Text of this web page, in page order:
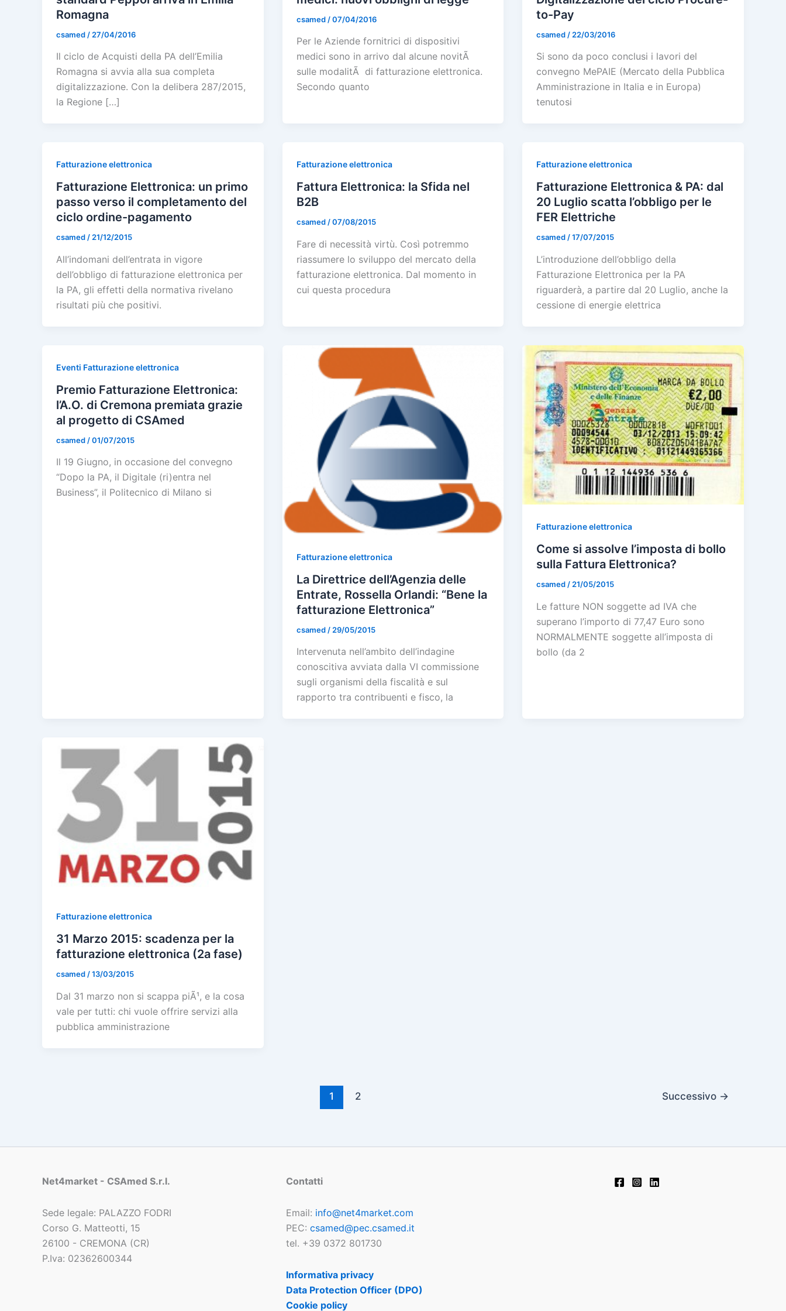
Romagna
csamed / 27/04/2016
Il ciclo de Acquisti della PA dell’Emilia
Romagna si avvia alla sua completa
digitalizzazione. Con la delibera 287/2015,
la Regione […]
csamed /07/04/2016
Per le Aziende fornitrici di dispositivi
medici sono in arrivo dal alcune novitÃ
sulle modalitÃ di fatturazione elettronica.
Secondo quanto
to-Pay
csamed / 22/03/2016
Si sono da poco conclusi i lavori del
convegno MePAIE (Mercato della Pubblica
Amministrazione in Italia e in Europa)
tenutosi
Fatturazione elettronica
Fatturazione Elettronica: un primo
passo verso il completamento del
ciclo ordine-pagamento
csamed / 21/12/2015
All’indomani dell’entrata in vigore
dell’obbligo di fatturazione elettronica per
la PA, gli effetti della normativa rivelano
risultati più che positivi.
Fatturazione elettronica
Fattura Elettronica: la Sfida nel
B2B
csamed /07/08/2015
Fare di necessità virtù. Così potremmo
riassumere lo sviluppo del mercato della
fatturazione elettronica. Dal momento in
cui questa procedura
Fatturazione elettronica
Fatturazione Elettronica & PA: dal
20 Luglio scatta l’obbligo per le
FER Elettriche
csamed /17/07/2015
L’introduzione dell’obbligo della
Fatturazione Elettronica per la PA
riguarderà, a partire dal 20 Luglio, anche la
cessione di energie elettrica
Eventi Fatturazione elettronica
Premio Fatturazione Elettronica:
l’A.O. di Cremona premiata grazie
al progetto di CSAmed
csamed /01/07/2015
Il 19 Giugno, in occasione del convegno
“Dopo la PA, il Digitale (ri)entra nel
Business”, il Politecnico di Milano si
Fatturazione elettronica
La Direttrice dell’Agenzia delle
Entrate, Rossella Orlandi: “Bene la
fatturazione Elettronica”
csamed / 29/05/2015
Intervenuta nell’ambito dell’indagine
conoscitiva avviata dalla VI commissione
sugli organismi della fiscalità e sul
rapporto tra contribuenti e fisco, la
Fatturazione elettronica
Come si assolve l’imposta di bollo
sulla Fattura Elettronica?
csamed / 21/05/2015
Le fatture NON soggette ad IVA che
superano l’importo di 77,47 Euro sono
NORMALMENTE soggette all’imposta di
bollo (da 2
Fatturazione elettronica
31 Marzo 2015: scadenza per la
fatturazione elettronica (2a fase)
csamed/13/03/2015
Dal 31 marzo non si scappa piÃ¹, e la cosa
vale per tutti: chi vuole offrire servizi alla
pubblica amministrazione
1 2 Successivo →
Net4market - CSAmed S.r.l.
Sede legale: PALAZZO FODRI
Corso G. Matteotti, 15
26100 - CREMONA (CR)
P.Iva: 02362600344
Contatti
Email: info@net4market.com
PEC: csamed@pec.csamed.it
tel. +39 0372 801730
Informativa privacy
Data Protection Officer (DPO)
Cookie policy